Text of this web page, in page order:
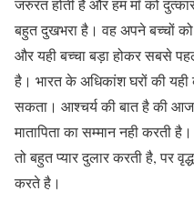
जरुरत होती है और हम माँ को
बहुत दुखभरा है। वह अपने बच्चों
और यही बच्चा बड़ा होकर सबसे
है। भारत के अधिकांश घरों की यही
सकता। आश्चर्य की बात है की आज
मातापिता का सम्मान नही करती
तो बहुत प्यार दुलार करती है, पर
करते है।